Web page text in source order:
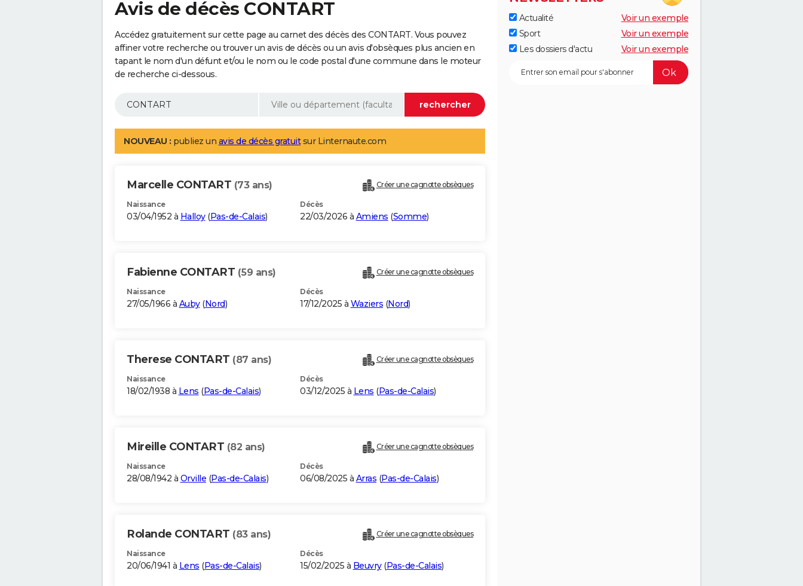
Avis de décès CONTART
Accédez gratuitement sur cette page au carnet des décès des CONTART. Vous pouvez
affiner votre recherche ou trouver un avis de décès ou un avis d'obsèques plus ancien en
tapant le nom d'un défunt et/ou le nom ou le code postal d'une commune dans le moteur
de recherche ci-dessous.
NOUVEAU : publiez un avis de décès gratuitsur Linternaute.com
Marcelle CONTART (73 ans) Créer une cagnotte obsèques
Naissance
03/04/1952 à Halloy(Pas-de-Calais)
Décès
22/03/2026 à Amiens (Somme)
Fabienne CONTART (59 ans) Créer une cagnotte obsèques
Naissance
27/05/1966 à Auby(Nord)
Décès
17/12/2025 à Waziers (Nord)
Therese CONTART (87 ans) Créer une cagnotte obsèques
Naissance
18/02/1938 à Lens (Pas-de-Calais)
Décès
03/12/2025 à Lens (Pas-de-Calais)
Mireille CONTART (82 ans) Créer une cagnotte obsèques
Naissance
28/08/1942 à Orville (Pas-de-Calais)
Décès
06/08/2025 à Arras (Pas-de-Calais)
Rolande CONTART (83 ans) Créer une cagnotte obsèques
Naissance
20/06/1941 à Lens (Pas-de-Calais)
Décès
15/02/2025 à Beuvry(Pas-de-Calais)
Actualité
Voir un exemple
Sport
Voir un exemple
Les dossiers d'actu
Voir un exemple